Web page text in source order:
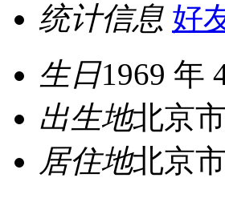
统计信息 好
生日1969 年
出生地北京
居住地北京